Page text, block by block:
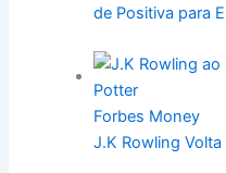
de Positiva para
Forbes Money
J.K Rowling